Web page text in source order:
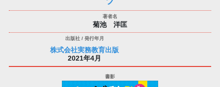
菊池 洋匡
株式会社実務教育出版
2021年4月